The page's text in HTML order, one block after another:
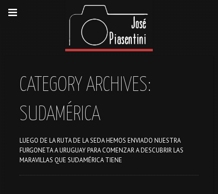
CATEGORY ARCHIVES:
SUDAMÉRICA
LUEGO DE LA RUTA DE LA SEDA HEMOS ENVIADO NUESTRA
FURGONETA A URUGUAY PARA COMENZAR A DESCUBRIR LAS
MARAVILLAS QUE SUDAMÉRICA TIENE